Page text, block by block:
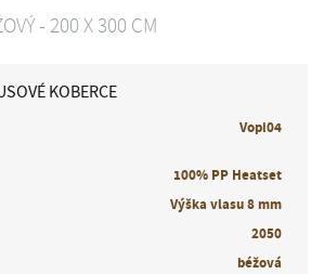
- 200 X 300 CM
KOBERCE
Vopi04
100% PP Heatset
Výška vlasu 8 mm
2050
béžová